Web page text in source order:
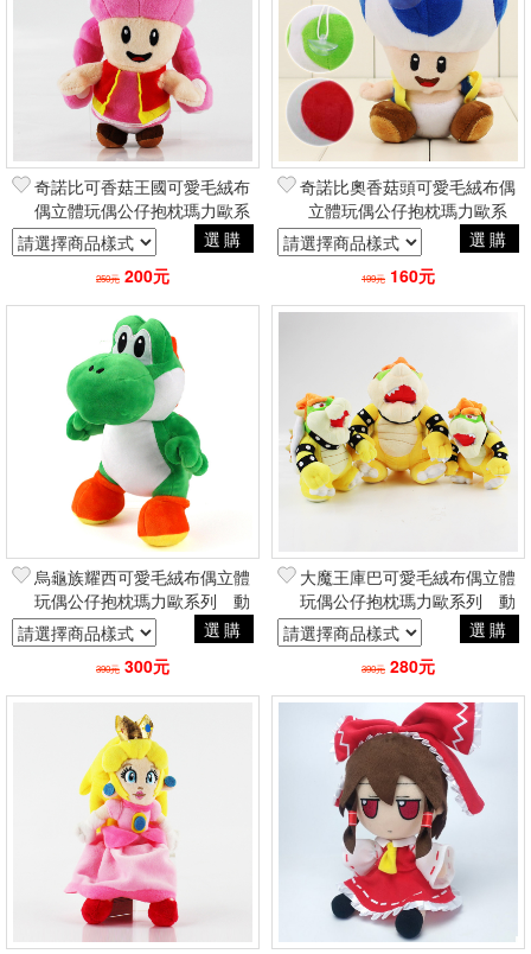
奇諾比可香菇王國可愛毛絨布
偶立體玩偶公仔抱枕瑪力歐系
列 動漫電玩二次元日常創意
周邊
選購
250元 200元
奇諾比奧香菇頭可愛毛絨布偶
立體玩偶公仔抱枕瑪力歐系
列 動漫電玩二次元日常創意
周邊
選購
199元 160元
烏龜族耀西可愛毛絨布偶立體
玩偶公仔抱枕瑪力歐系列 動
漫電玩二次元日常創意周邊
選購
390元 300元
大魔王庫巴可愛毛絨布偶立體
玩偶公仔抱枕瑪力歐系列 動
漫電玩二次元日常創意周邊
選購
390元 280元